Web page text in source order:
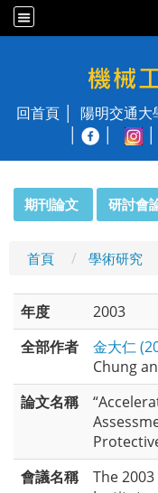
國立陽明
回首頁 陽明交通大
期刊論文 研討會
首頁 學術研究
年度
2003
全部作者
金大仁
Chung
論文名稱
會議名稱
The